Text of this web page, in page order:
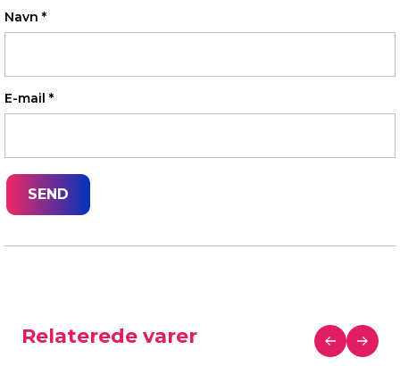
Navn *
E-mail *
Relaterede varer